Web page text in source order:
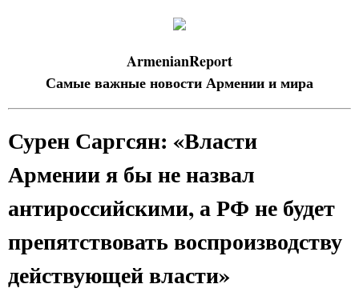
ArmenianReport
Самые важные новости Армении и мира
Сурен Саргсян: «Власти
Армении я бы не назвал
антироссийскими, а РФ не будет
препятствовать воспроизводству
действующей власти»